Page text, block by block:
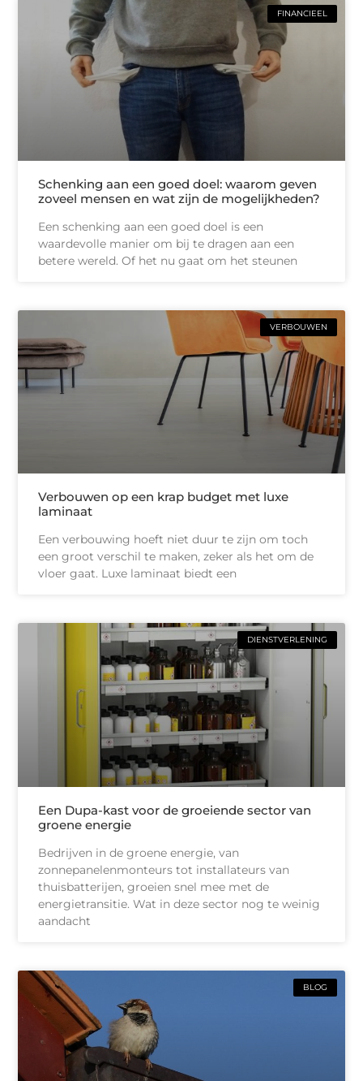
FINANCIEEL
Schenking aan een goed doel: waarom geven
zoveel mensen en wat zijn de mogelijkheden?
Een schenking aan een goed doel is een
waardevolle manier om bij te dragen aan een
betere wereld. Of het nu gaat om het steunen
VERBOUWEN
Verbouwen op een krap budget met luxe
laminaat
Een verbouwing hoeft niet duur te zijn om toch
een groot verschil te maken, zeker als het om de
vloer gaat. Luxe laminaat biedt een
DIENSTVERLENING
Een Dupa-kast voor de groeiende sector van
groene energie
Bedrijven in de groene energie, van
zonnepanelenmonteurs tot installateurs van
thuisbatterijen, groeien snel mee met de
energietransitie. Wat in deze sector nog te weinig
aandacht
BLOG